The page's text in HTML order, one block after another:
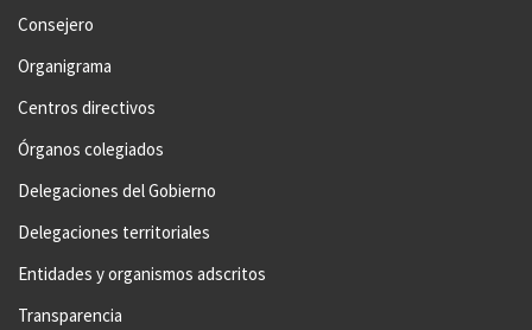
Consejero
Organigrama
Centros directivos
Órganos colegiados
Delegaciones del Gobierno
Delegaciones territoriales
Entidades y organismos adscritos
Transparencia